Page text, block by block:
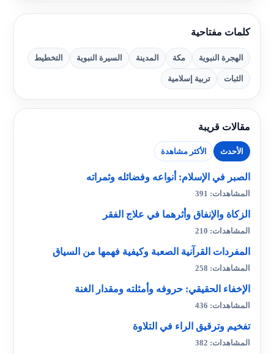
كلمات مفتاحية
الهجرة النبوية مكة المدينة السيرة النبوية التخطيط
الثبات تربية إسلامية
مقالات قريبة
الأحدث الأكثر مشاهدة
الصبر في الإسلام: أنواعه وفضائله وثمراته
المشاهدات: 391
الزكاة والإنفاق وأثرهما في علاج الفقر
المشاهدات: 210
المفردات القرآنية الصعبة وكيفية فهمها من السياق
المشاهدات: 258
الإخفاء الحقيقي: حروفه وأمثلته ومقدار الغنة
المشاهدات: 436
تفخيم وترقيق الراء في التلاوة
المشاهدات: 382